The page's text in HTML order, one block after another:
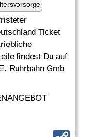
Ticket
findest Du auf
Ruhrbahn Gmb